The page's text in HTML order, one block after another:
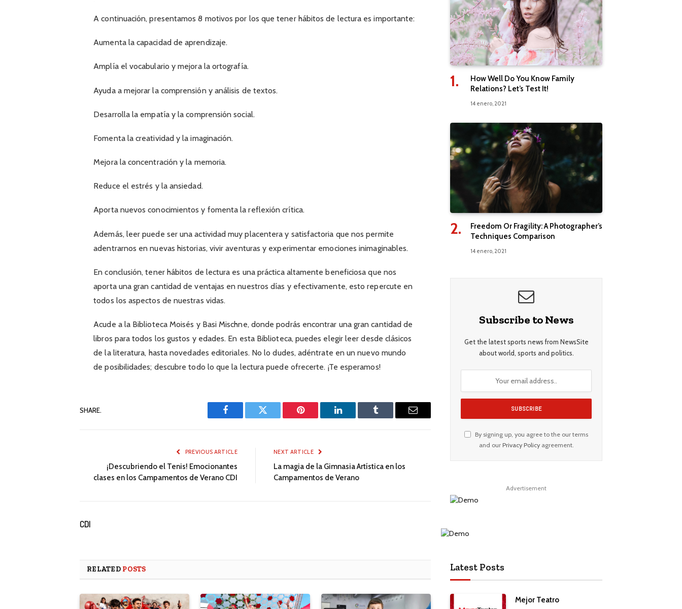
A continuación, presentamos 8 motivos por los que tener hábitos de lectura es importante:
Aumenta la capacidad de aprendizaje.
Amplía el vocabulario y mejora la ortografía.
Ayuda a mejorar la comprensión y análisis de textos.
Desarrolla la empatía y la comprensión social.
Fomenta la creatividad y la imaginación.
Mejora la concentración y la memoria.
Reduce el estrés y la ansiedad.
Aporta nuevos conocimientos y fomenta la reflexión crítica.
Además, leer puede ser una actividad muy placentera y satisfactoria que nos permite
adentrarnos en nuevas historias, vivir aventuras y experimentar emociones inimaginables.
En conclusión, tener hábitos de lectura es una práctica altamente beneficiosa que nos
aporta una gran cantidad de ventajas en nuestros días y efectivamente, esto repercute en
todos los aspectos de nuestras vidas.
Acude a la Biblioteca Moisés y Basi Mischne, donde podrás encontrar una gran cantidad de
libros para todos los gustos y edades. En esta Biblioteca, puedes elegir leer desde clásicos
de la literatura, hasta novedades editoriales. No lo dudes, adéntrate en un nuevo mundo
de posibilidades; descubre todo lo que la lectura puede ofrecerte. ¡Te esperamos!
SHARE.
Facebook Twitter Pinterest LinkedIn Tumblr Email
PREVIOUS ARTICLE
¡Descubriendo el Tenis! Emocionantes
clases en los Campamentos de Verano CDI
NEXT ARTICLE
La magia de la Gimnasia Artística en los
Campamentos de Verano
CDI
RELATED POSTS
How Well Do You Know Family
Relations? Let’s Test It!
14 enero, 2021
Freedom Or Fragility: A Photographer’s
Techniques Comparison
14 enero, 2021
Subscribe to News
Get the latest sports news from NewsSite
about world, sports and politics.
By signing up, you agree to the our terms
and our Privacy Policyagreement.
Advertisement
Latest Posts
Mejor Teatro